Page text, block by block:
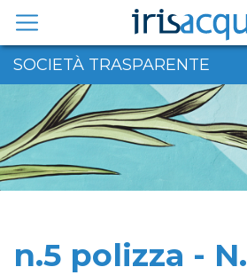
contenuto
SOCIETÀ TRASPARENTE
n.5 polizza - N.